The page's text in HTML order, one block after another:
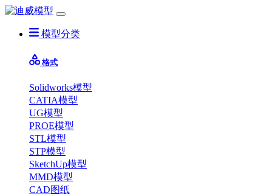
模型分类
格式
Solidworks模型
CATIA模型
UG模型
PROE模型
STL模型
STP模型
SketchUp模型
MMD模型
CAD图纸